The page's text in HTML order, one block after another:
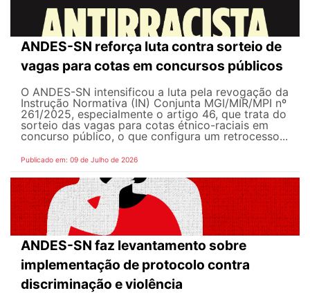
ANDES-SN reforça luta contra sorteio de
vagas para cotas em concursos públicos
O ANDES-SN intensificou a luta pela revogação da
Instrução Normativa (IN) Conjunta MGI/MIR/MPI nº
261/2025, especialmente o artigo 46, que trata do
sorteio das vagas para cotas étnico-raciais em
concurso público, o que configura um retrocesso...
Publicado em: 09 de Julho de 2026
ANDES-SN faz levantamento sobre
implementação de protocolo contra
discriminação e violência